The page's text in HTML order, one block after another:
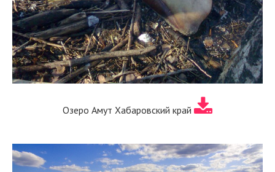
Озеро Амут Хабаровский край